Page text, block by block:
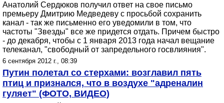
Анатолий Сердюков получил ответ на свое письмо
премьеру Дмитрию Медведеву с просьбой сохранить
канал - так же письменно его уведомили в том, что
частоты "Звезды" все же придется отдать. Причем быстро
- до декабря, чтобы с 1 января 2013 года начал вещание
телеканал, "свободный от запредельного госвлияния".
6 сентября 2012 г., 08:39
Путин полетал со стерхами: возглавил пять
птиц и признался, что в воздухе "адреналин
гуляет" (ФОТО, ВИДЕО)